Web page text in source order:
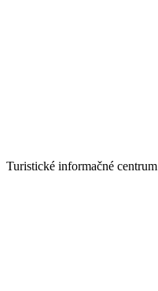
Turistické informačné centrum